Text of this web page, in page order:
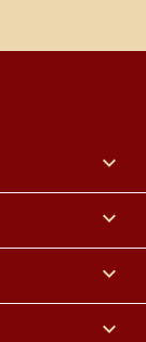



keyboard_arrow_down